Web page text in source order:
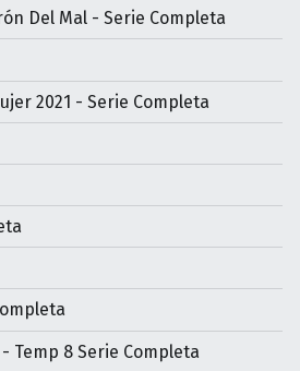
Del Mal - Serie Completa
2021 - Serie Completa
Temp 8 Serie Completa